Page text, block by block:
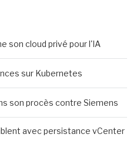
son cloud privé pour l'IA
sur Kubernetes
son procès contre Siemens
avec persistance vCenter